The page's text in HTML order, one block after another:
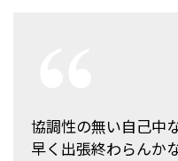
協調性の無い自己中
早く出張終わらんか